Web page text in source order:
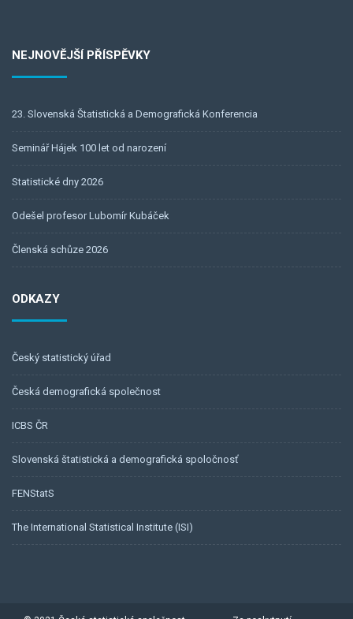
NEJNOVĚJŠÍ PŘÍSPĚVKY
23. Slovenská Štatistická a Demografická Konferencia
Seminář Hájek 100 let od narození
Statistické dny 2026
Odešel profesor Lubomír Kubáček
Členská schůze 2026
ODKAZY
Český statistický úřad
Česká demografická společnost
ICBS ČR
Slovenská štatistická a demografická spoločnosť
FENStatS
The International Statistical Institute (ISI)